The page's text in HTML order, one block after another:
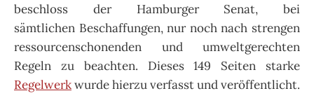
beschloss der Hamburger Senat, bei
sämtlichen Beschaffungen, nur noch nach strengen
ressourcenschonenden und umweltgerechten
Regeln zu beachten. Dieses 149 Seiten starke
Regelwerkwurde hierzu verfasst und veröffentlicht.